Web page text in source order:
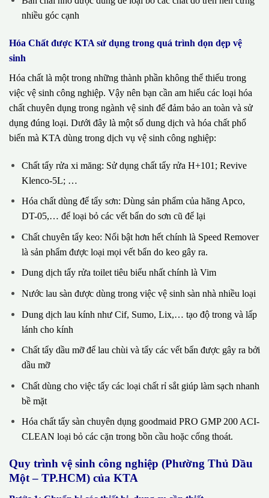
nhiều góc cạnh
Hóa Chất được KTA sử dụng trong quá trình dọn dẹp vệ
sinh
Hóa chất là một trong những thành phần không thể thiếu trong
việc vệ sinh công nghiệp. Vậy nên bạn cần am hiểu các loại hóa
chất chuyên dụng trong ngành vệ sinh để đảm bảo an toàn và sử
dụng đúng loại. Dưới đây là một số dung dịch và hóa chất phổ
biến mà KTA dùng trong dịch vụ vệ sinh công nghiệp:
Chất tẩy rửa xi măng: Sử dụng chất tẩy rửa H+101; Revive
Klenco-5L; …
Hóa chất dùng để tẩy sơn: Dùng sản phẩm của hãng Apco,
DT-05,… để loại bỏ các vết bẩn do sơn cũ để lại
Chất chuyên tẩy keo: Nổi bật hơn hết chính là Speed Remover
là sản phẩm được loại mọi vết bẩn do keo gây ra.
Dung dịch tẩy rửa toilet tiêu biểu nhất chính là Vim
Nước lau sàn được dùng trong việc vệ sinh sàn nhà nhiều loại
Dung dịch lau kính như Cif, Sumo, Lix,… tạo độ trong và lấp
lánh cho kính
Chất tẩy dầu mỡ để lau chùi và tẩy các vết bẩn được gây ra bởi
dầu mỡ
Chất dùng cho việc tẩy các loại chất rỉ sắt giúp làm sạch nhanh
bề mặt
Hóa chất tẩy sàn chuyên dụng goodmaid PRO GMP 200 ACI-
CLEAN loại bỏ các cặn trong bồn cầu hoặc cống thoát.
Quy trình vệ sinh công nghiệp (Phường Thủ Dầu
Một – TP.HCM) của KTA